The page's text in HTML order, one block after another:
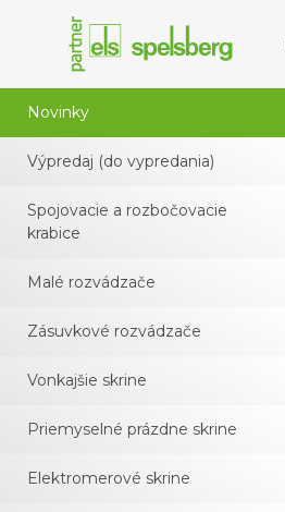
Novinky
Výpredaj (do vypredania)
Spojovacie a rozbočovacie
krabice
Malé rozvádzače
Zásuvkové rozvádzače
Vonkajšie skrine
Priemyselné prázdne skrine
Elektromerové skrine